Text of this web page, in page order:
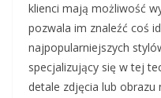
klienci mają możliwość
pozwala im znaleźć coś
najpopularniejszych
specjalizujący się w tej
detale zdjęcia lub obrazu